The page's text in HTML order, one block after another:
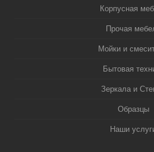
Корпусная
Прочая
Мойки и
Бытовая
Зеркала и
Образцы
Наши